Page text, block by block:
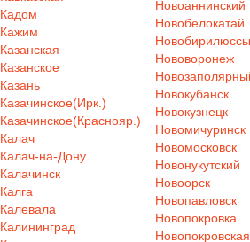
Кадом
Кажим
Казанская
Казанское
Казань
Казачинское(Ирк.)
Казачинское(Краснояр.)
Калач
Калач-на-Дону
Калачинск
Калга
Калевала
Калининград
Новоаннинский
Новобелокатай
Новобирилюссы
Нововоронеж
Новокубанск
Новокузнецк
Новомичуринск
Новомосковск
Новонукутский
Новоорск
Новопавловск
Новопокровка
Новопокровская